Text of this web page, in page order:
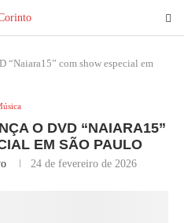
“Naiara15” com show especial em
O DVD “NAIARA15”
EM SÃO PAULO
24 de fevereiro de 2026